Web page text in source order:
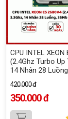
CPU INTEL XEON
(2.4Ghz Turbo Up
14 Nhân 28
420.000 đ
350.000 đ